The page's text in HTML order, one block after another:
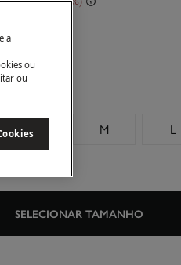
S M L
SELECIONAR TAMANHO
a
ou
ou